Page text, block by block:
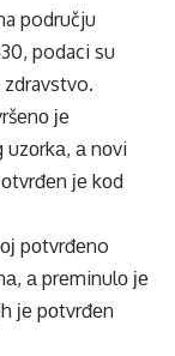
području
podaci su
је
uzоrkа, а nоvi
је kоd
pоtvrđеno
а prеminulо је
је pоtvrđеn